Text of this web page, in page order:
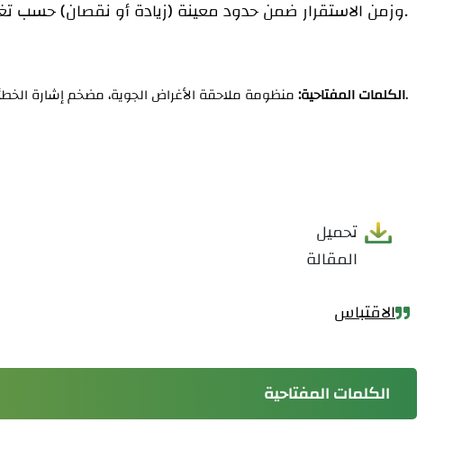
وزمن الاستقرار ضمن حدود معينة (زيادة أو نقصان) حسب تغير البارامتر المدروس ضمن حلقة الملاحقة.
الكلمات المفتاحية:منظومة ملاحقة الأغراض الجوية، مضخم إشارة الخطأ، المضخم الاستطاعي والجيرو السرعوي.
تحميل
المقالة
الاقتباس
الكلمات المفتاحية